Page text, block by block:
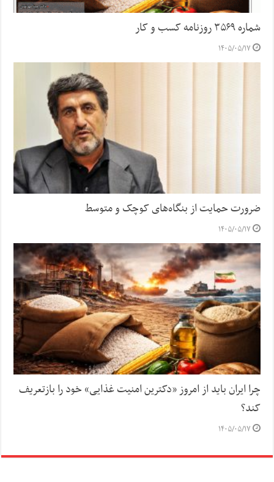
شماره ۳۵۶۹ روزنامه کسب و کار
۱۴۰۵/۰۵/۱۷
ضرورت حمایت از بنگاه‌های کوچک و متوسط
۱۴۰۵/۰۵/۱۷
چرا ایران باید از امروز «دکترین امنیت غذایی» خود را بازتعریف
کند؟
۱۴۰۵/۰۵/۱۷